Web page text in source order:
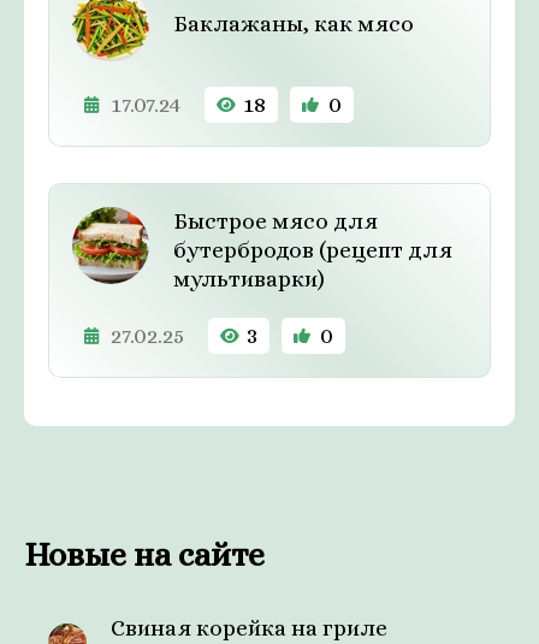
Баклажаны, как мясо
17.07.24 18 0
Быстрое мясо для
бутербродов (рецепт для
мультиварки)
27.02.25 3 0
Новые на сайте
Свиная корейка на гриле